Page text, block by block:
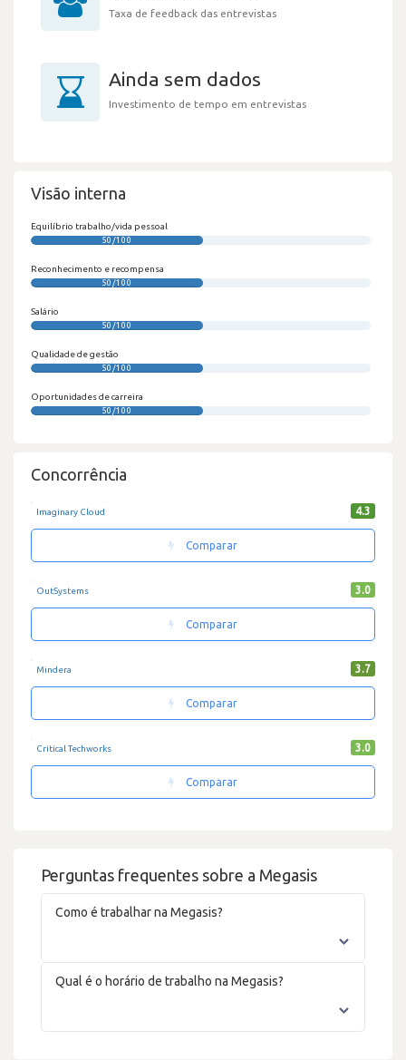
Taxa de feedback das entrevistas
Ainda sem dados
Investimento de tempo em entrevistas
Perguntas frequentes sobre a Megasis
Como é trabalhar na Megasis?
Qual é o horário de trabalho na Megasis?
Visão interna
Equilíbrio trabalho/vida pessoal
50/100
Reconhecimento e recompensa
50/100
Salário
50/100
Qualidade de gestão
50/100
Oportunidades de carreira
50/100
Concorrência
Imaginary Cloud 4.3
Comparar
OutSystems 3.0
Comparar
Mindera 3.7
Comparar
Critical Techworks 3.0
Comparar